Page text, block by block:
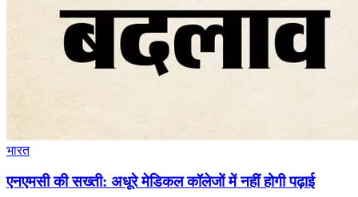
भारत
एनएमसी की सख्ती: अधूरे मेडिकल कॉलेजों में नहीं होगी पढ़ाई